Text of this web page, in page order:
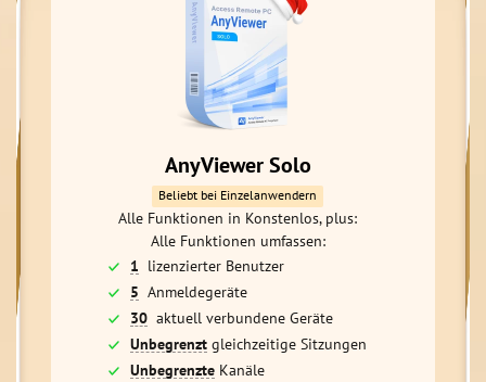
AnyViewer Solo
Beliebt bei Einzelanwendern
Alle Funktionen in Konstenlos, plus:
Alle Funktionen umfassen:
1 lizenzierter Benutzer
5 Anmeldegeräte
30 aktuell verbundene Geräte
Unbegrenzt gleichzeitige Sitzungen
Unbegrenzte Kanäle